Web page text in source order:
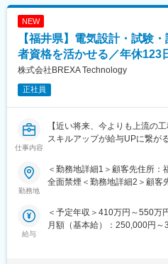
当社では専任のキャリアアド
す。
エンジニアの遣り甲斐を大切
す。
■スキルUPで給与もUP：
スキルを上げてより難易度の
で給与も上がる仕組みを取っ
定性的な評価のみではなく、
エンジニアにとっては非常分
だきます。また、業務効率化
て、設備に関する知識や事務
■業務詳細：
◇保守、点検
◇部材の管理
◇原発の安全運転にまつわる資
■当社だからこそ実現できる
＜お取引社数3,900社＞
あります。
同業他社では希望する仕事が
いという事も転職理由の1つで
NEW
【福井県】電気設計・試験
者資格を活かせる／年休
株式会社BREXA Technology
正社員
仕事内容
【近い将来、今よりも上流の
スキルアップが給与UPに繋が
幅を広げたい方へ】
技術力が素養クラスの未経験
で幅広いポジションで幅広い
勤務地
＜勤務地詳細1＞顧客先住所：
全面禁煙＜勤務地詳細2＞顧客
動喫煙対策：屋内全面禁煙変
モートワーク含む）
給与
＜予定年収＞410万円～550万
月額（基本給）：250,000円